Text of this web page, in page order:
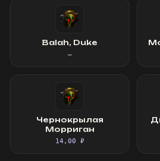
Balah, Duke
—
Чернокрылая
Морриган
14,00 ₽